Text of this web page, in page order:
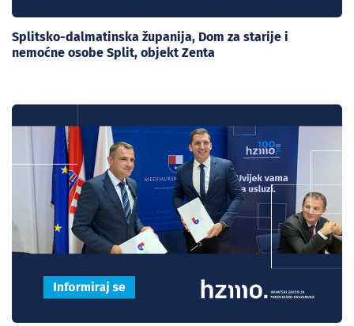
Splitsko-dalmatinska županija, Dom za starije i
nemoćne osobe Split, objekt Zenta